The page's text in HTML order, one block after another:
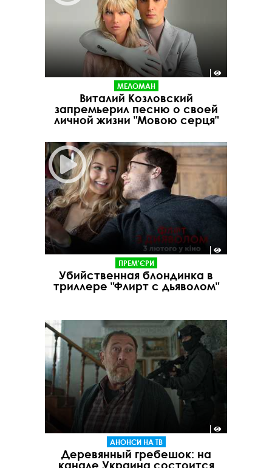
МЕЛОМАН
Виталий Козловский
запремьерил песню о своей
личной жизни "Мовою серця"
ПРЕМ'ЄРИ
Убийственная блондинка в
триллере "Флирт с дьяволом"
АНОНСИ НА ТВ
Деревянный гребешок: на
канале Украина состоится